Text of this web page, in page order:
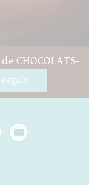
CHOCOLATS-